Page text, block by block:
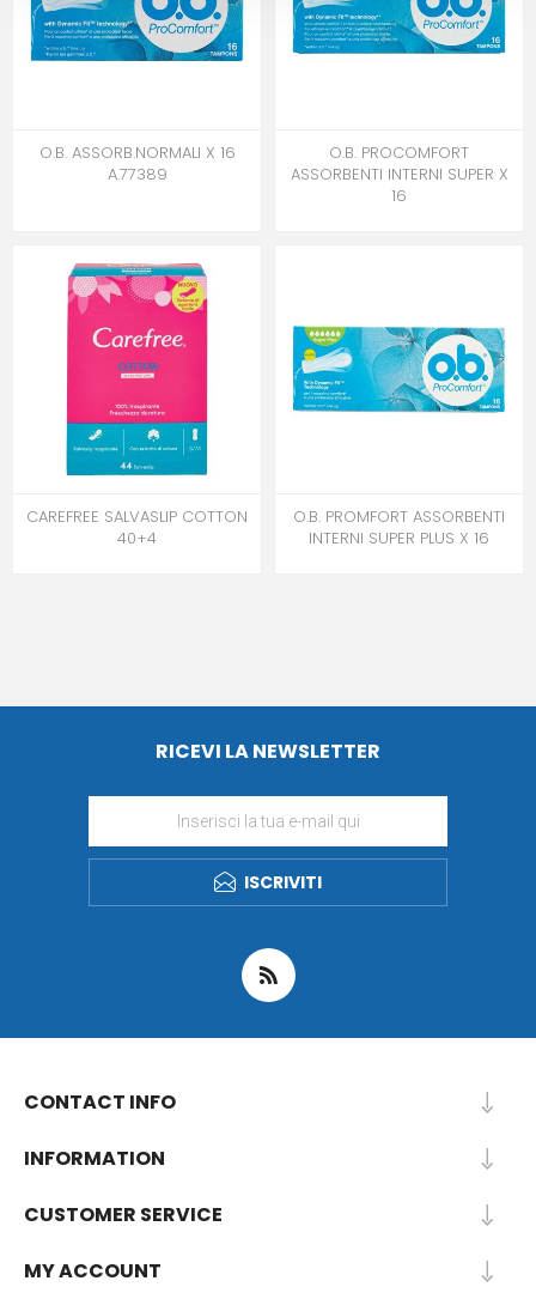
O.B. ASSORB.NORMALI X 16
A.77389
O.B. PROCOMFORT
ASSORBENTI INTERNI SUPER X
16
CAREFREE SALVASLIP COTTON
40+4
O.B. PROMFORT ASSORBENTI
INTERNI SUPER PLUS X 16
RICEVI LA NEWSLETTER
ISCRIVITI
CONTACT INFO
INFORMATION
CUSTOMER SERVICE
MY ACCOUNT